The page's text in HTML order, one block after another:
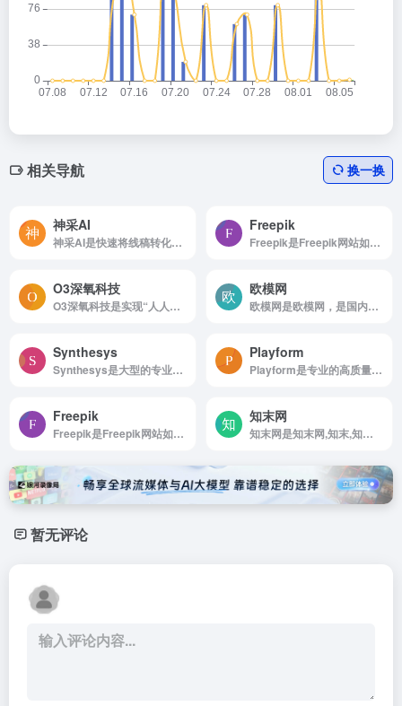
相关导航 换一换
神采AI
神采AI是快速将线稿转化为完整的上色稿
Freepik
Freepik是Freepik网站如何使用 浏览...
O3深氧科技
O3深氧科技是实现“人人可制作3D内容”的创意未来
欧模网
欧模网是欧模网，是国内领先的3d模型与设计资源库。
Synthesys
Synthesys是大型的专业声音库，74种humatar,38种女性和36种男性声音，66种语言和254种风格。它还具有基于云的应用程序、完全定制和高分辨率输出。Synthesys非常适合创建解释器视频，电子学习...
Playform
Playform是专业的高质量AI艺术画生成平台
Freepik
Freepik是Freepik网站如何使用 浏览...
知末网
知末网是知末网,知末,知末网3d模型,
暂无评论